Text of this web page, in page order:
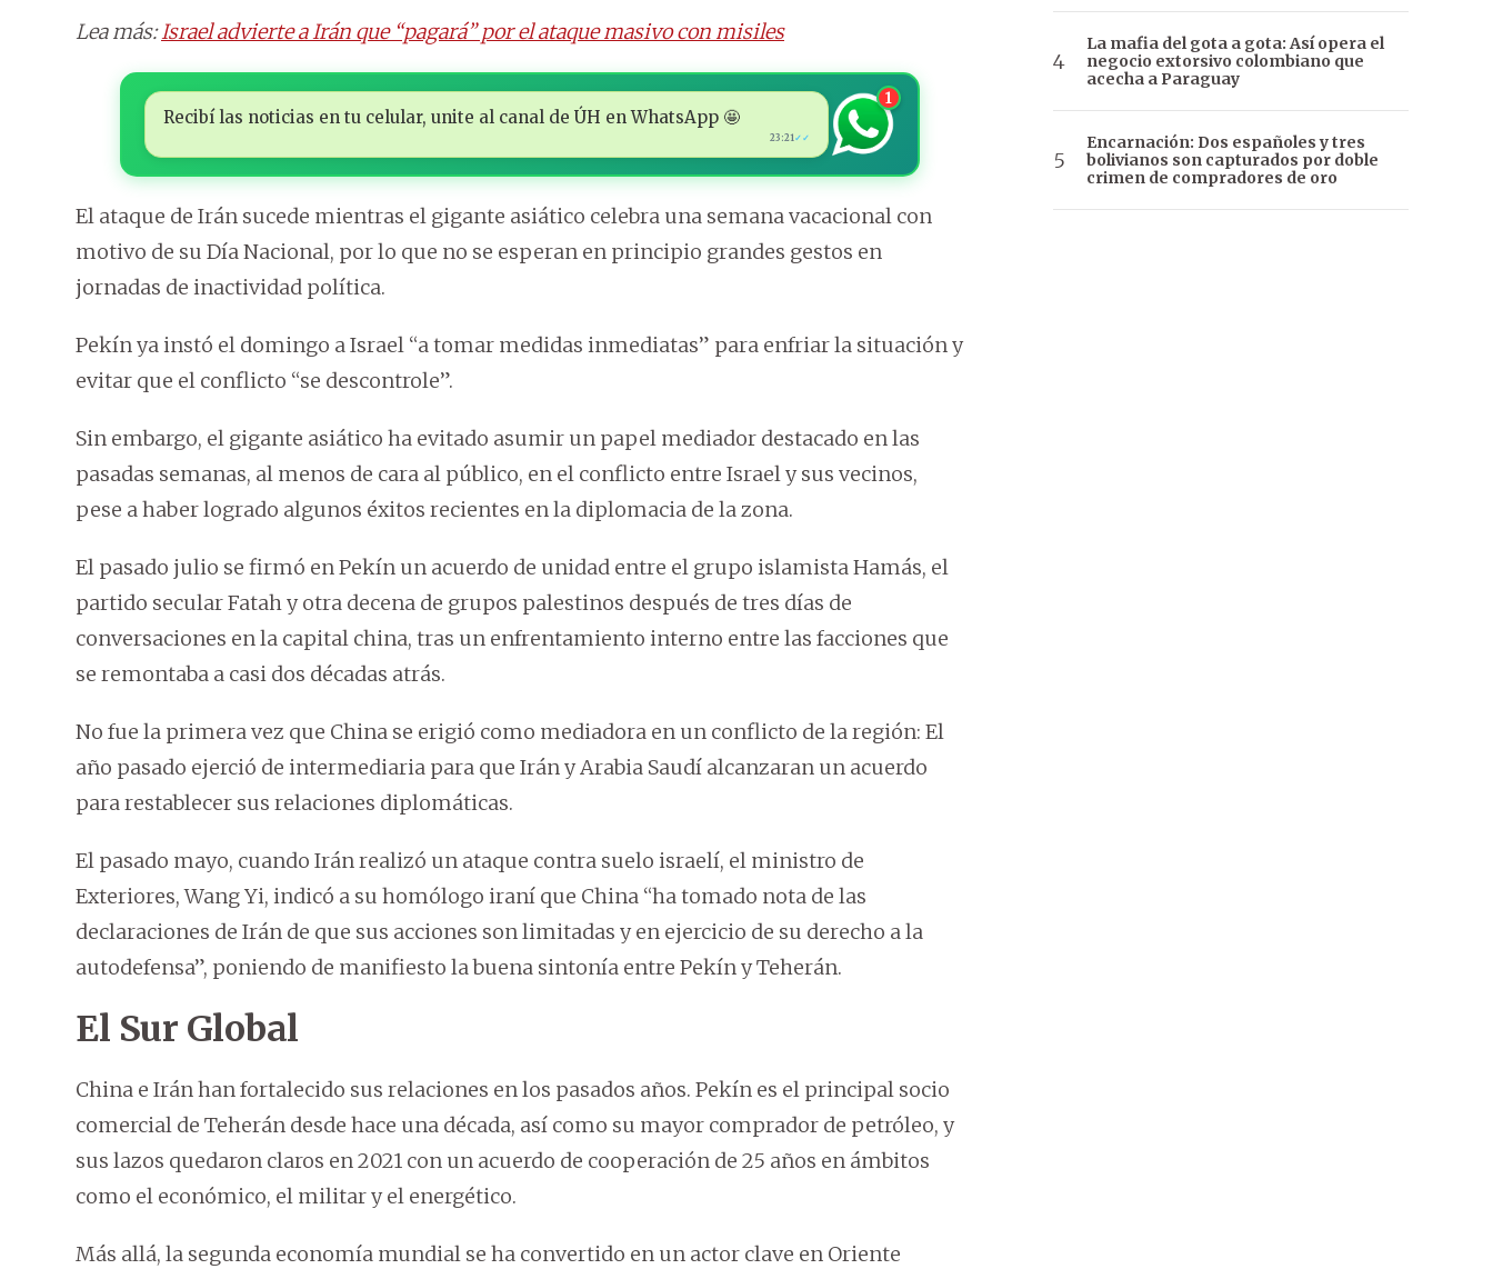
Lea más:Israel advierte a Irán que “pagará” por el ataque masivo con misiles
Recibí las noticias en tu celular, unite al canal de ÚH en WhatsApp 🤩
23:21✓✓
1
El ataque de Irán sucede mientras el gigante asiático celebra una semana vacacional con
motivo de su Día Nacional, por lo que no se esperan en principio grandes gestos en
jornadas de inactividad política.
Pekín ya instó el domingo a Israel “a tomar medidas inmediatas” para enfriar la situación y
evitar que el conflicto “se descontrole”.
Sin embargo, el gigante asiático ha evitado asumir un papel mediador destacado en las
pasadas semanas, al menos de cara al público, en el conflicto entre Israel y sus vecinos,
pese a haber logrado algunos éxitos recientes en la diplomacia de la zona.
El pasado julio se firmó en Pekín un acuerdo de unidad entre el grupo islamista Hamás, el
partido secular Fatah y otra decena de grupos palestinos después de tres días de
conversaciones en la capital china, tras un enfrentamiento interno entre las facciones que
se remontaba a casi dos décadas atrás.
No fue la primera vez que China se erigió como mediadora en un conflicto de la región: El
año pasado ejerció de intermediaria para que Irán y Arabia Saudí alcanzaran un acuerdo
para restablecer sus relaciones diplomáticas.
El pasado mayo, cuando Irán realizó un ataque contra suelo israelí, el ministro de
Exteriores, Wang Yi, indicó a su homólogo iraní que China “ha tomado nota de las
declaraciones de Irán de que sus acciones son limitadas y en ejercicio de su derecho a la
autodefensa”, poniendo de manifiesto la buena sintonía entre Pekín y Teherán.
El Sur Global
China e Irán han fortalecido sus relaciones en los pasados años. Pekín es el principal socio
comercial de Teherán desde hace una década, así como su mayor comprador de petróleo, y
sus lazos quedaron claros en 2021 con un acuerdo de cooperación de 25 años en ámbitos
como el económico, el militar y el energético.
Más allá, la segunda economía mundial se ha convertido en un actor clave en Oriente
La mafia del gota a gota: Así opera el
negocio extorsivo colombiano que
acecha a Paraguay
Encarnación: Dos españoles y tres
bolivianos son capturados por doble
crimen de compradores de oro